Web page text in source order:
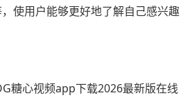
使用户能够更好地了解自己感兴趣
糖心视频app下载2026最新版在线